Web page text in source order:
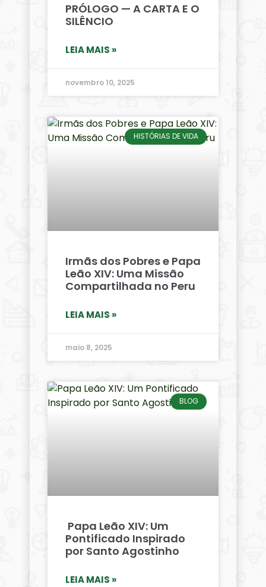
PRÓLOGO — A CARTA E O
SILÊNCIO
LEIA MAIS »
novembro 10, 2025
HISTÓRIAS DE VIDA
Irmãs dos Pobres e Papa
Leão XIV: Uma Missão
Compartilhada no Peru
LEIA MAIS »
maio 8, 2025
BLOG
Papa Leão XIV: Um
Pontificado Inspirado
por Santo Agostinho
LEIA MAIS »